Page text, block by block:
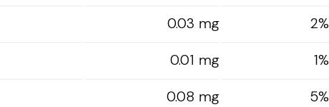
0.03 mg
2%
0.01 mg
1%
0.08 mg 5%